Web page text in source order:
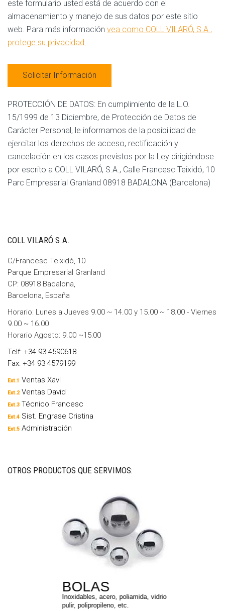
este formulario usted está de acuerdo con el
almacenamiento y manejo de sus datos por este sitio
web. Para más información vea como COLL VILARÓ, S.A.,
protege su privacidad.
PROTECCIÓN DE DATOS: En cumplimiento de la L.O.
15/1999 de 13 Diciembre, de Protección de Datos de
Carácter Personal, le informamos de la posibilidad de
ejercitar los derechos de acceso, rectificación y
cancelación en los casos previstos por la Ley dirigiéndose
por escrito a COLL VILARÓ, S.A., Calle Francesc Teixidó, 10
Parc Empresarial Granland 08918 BADALONA (Barcelona)
COLL VILARÓ S.A.
C/Francesc Teixidó, 10
Parque Empresarial Granland
CP: 08918 Badalona,
Barcelona, España
Horario: Lunes a Jueves 9.00 ~ 14.00 y 15.00 ~ 18.00 - Viernes
9.00 ~ 16.00
Horario Agosto: 9.00 ~15:00
Telf: +34 93 4590618
Fax: +34 93 4579199
Ext.1 Ventas Xavi
Ext.2 Ventas David
Ext.3 Técnico Francesc
Ext.4 Sist. Engrase Cristina
Ext.5 Administración
OTROS PRODUCTOS QUE SERVIMOS:
BOLAS
Inoxidables, acero, poliamida, vidrio
pulir, polipropileno, etc.